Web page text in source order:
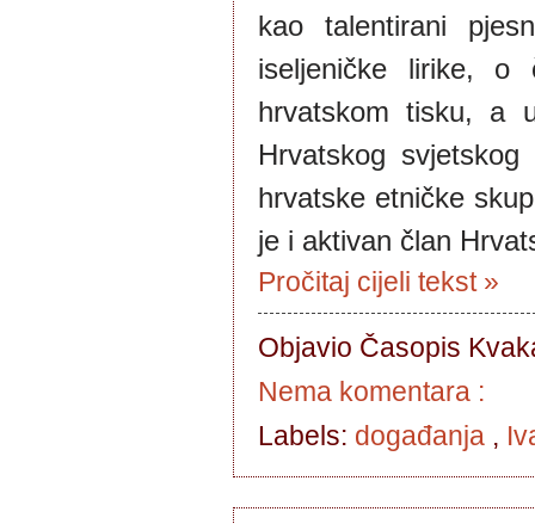
kao talentirani
iseljeničke lirike, o
hrvatskom tisku, a
Hrvatskog
hrvatske etničke
je i aktivan član
Pročitaj cijeli tekst »
Objavio Časopis
Nema komentara :
Labels: događanja ,